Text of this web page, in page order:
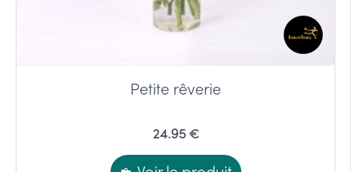
Petite rêverie
24.95 €